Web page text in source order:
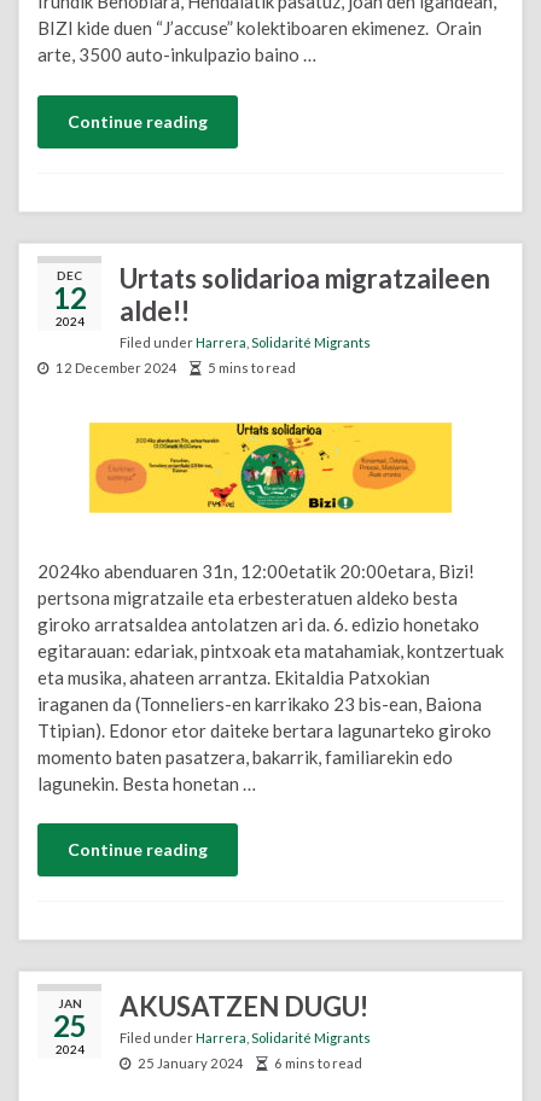
BIZI kide duen “J’accuse” kolektiboaren ekimenez. Orain
arte, 3500 auto-inkulpazio baino …
Continue reading
DEC
12
2024
Urtats solidarioa migratzaileen
alde!!
Filed underHarrera Solidarité Migrants
12 December 2024
5 mins to read
2024ko abenduaren 31n, 12:00etatik 20:00etara, Bizi!
pertsona migratzaile eta erbesteratuen aldeko besta
giroko arratsaldea antolatzen ari da. 6. edizio honetako
egitarauan: edariak, pintxoak eta matahamiak, kontzertuak
eta musika, ahateen arrantza. Ekitaldia Patxokian
iraganen da (Tonneliers-en karrikako 23 bis-ean, Baiona
Ttipian). Edonor etor daiteke bertara lagunarteko giroko
momento baten pasatzera, bakarrik, familiarekin edo
lagunekin. Besta honetan …
Continue reading
JAN
25
2024
AKUSATZEN DUGU!
Filed underHarrera Solidarité Migrants
25 January 2024
6 mins to read